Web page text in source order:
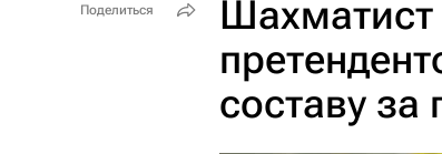
Шахматист
составу за
Поделиться